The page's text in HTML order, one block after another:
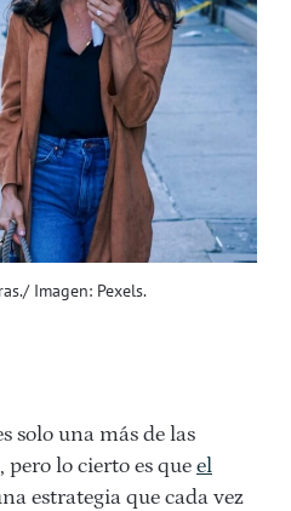
Imagen: Pexels.
solo una más de las
pero lo cierto es que el
estrategia que cada vez